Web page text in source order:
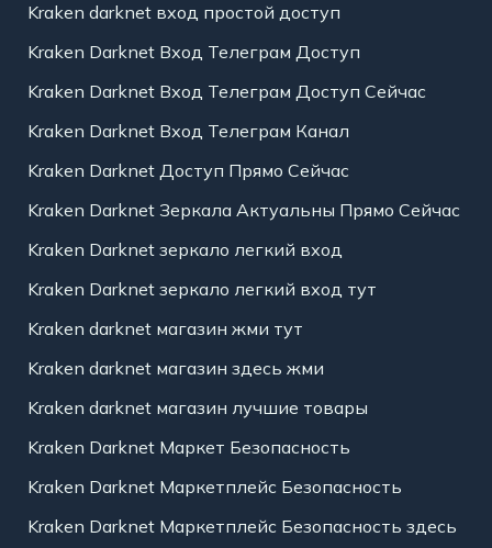
Kraken darknet вход простой доступ
Kraken Darknet Вход Телеграм Доступ
Kraken Darknet Вход Телеграм Доступ Сейчас
Kraken Darknet Вход Телеграм Канал
Kraken Darknet Доступ Прямо Сейчас
Kraken Darknet Зеркала Актуальны Прямо Сейчас
Kraken Darknet зеркало легкий вход
Kraken Darknet зеркало легкий вход тут
Kraken darknet магазин жми тут
Kraken darknet магазин здесь жми
Kraken darknet магазин лучшие товары
Kraken Darknet Маркет Безопасность
Kraken Darknet Маркетплейс Безопасность
Kraken Darknet Маркетплейс Безопасность здесь